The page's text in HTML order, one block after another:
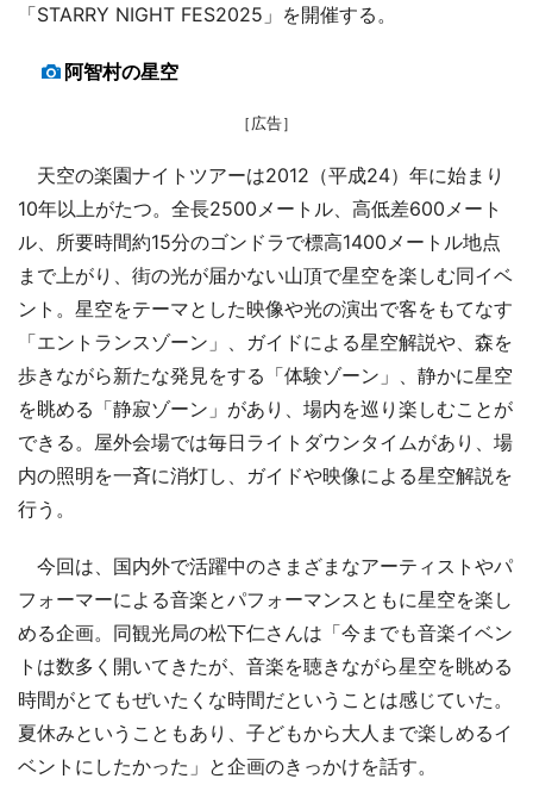
「STARRY NIGHT FES2025」を開催する。
阿智村の星空
［広告］
天空の楽園ナイトツアーは2012（平成24）年に始まり
10年以上がたつ。全長2500メートル、高低差600メート
ル、所要時間約15分のゴンドラで標高1400メートル地点
まで上がり、街の光が届かない山頂で星空を楽しむ同イベ
ント。星空をテーマとした映像や光の演出で客をもてなす
「エントランスゾーン」、ガイドによる星空解説や、森を
歩きながら新たな発見をする「体験ゾーン」、静かに星空
を眺める「静寂ゾーン」があり、場内を巡り楽しむことが
できる。屋外会場では毎日ライトダウンタイムがあり、場
内の照明を一斉に消灯し、ガイドや映像による星空解説を
行う。
今回は、国内外で活躍中のさまざまなアーティストやパ
フォーマーによる音楽とパフォーマンスともに星空を楽し
める企画。同観光局の松下仁さんは「今までも音楽イベン
トは数多く開いてきたが、音楽を聴きながら星空を眺める
時間がとてもぜいたくな時間だということは感じていた。
夏休みということもあり、子どもから大人まで楽しめるイ
ベントにしたかった」と企画のきっかけを話す。